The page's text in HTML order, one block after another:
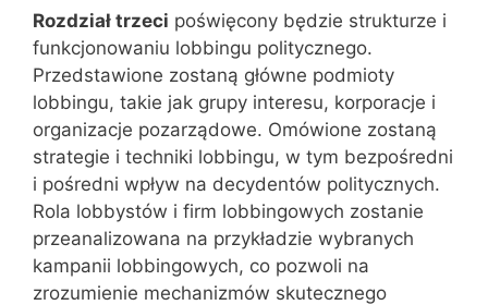
Rozdział trzeci poświęcony będzie strukturze i
funkcjonowaniu lobbingu politycznego.
Przedstawione zostaną główne podmioty
lobbingu, takie jak grupy interesu, korporacje i
organizacje pozarządowe. Omówione zostaną
strategie i techniki lobbingu, w tym bezpośredni
i pośredni wpływ na decydentów politycznych.
Rola lobbystów i firm lobbingowych zostanie
przeanalizowana na przykładzie wybranych
kampanii lobbingowych, co pozwoli na
zrozumienie mechanizmów skutecznego